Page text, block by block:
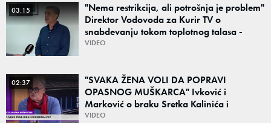
03:15
"Nema restrikcija, ali potrošnja je problem"
Direktor Vodovoda za Kurir TV o
snabdevanju tokom toplotnog talasa -
Poznato kakva je situacija sa vodom
VIDEO
02:37
"SVAKA ŽENA VOLI DA POPRAVI
OPASNOG MUŠKARCA" Ivković i
Marković o braku Sretka Kalinića i
fenomenu žena koje biraju kriminalce:
VIDEO